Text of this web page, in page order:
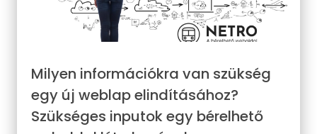
Milyen információkra van szükség
egy új weblap elindításához?
Szükséges inputok egy bérelhető